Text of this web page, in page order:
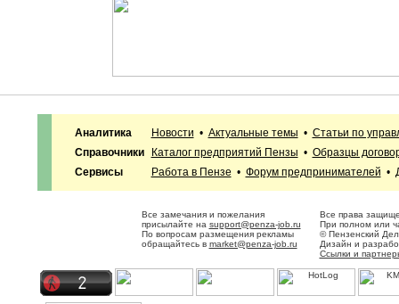
Аналитика Новости • Актуальные темы • Статьи по
Справочники
Каталог предприятий Пензы • Образцы
Сервисы
Работа в Пензе • Форум предпринимателей •
Все замечания и пожелания
присылайте на support@penza-job.ru
По вопросам размещения рекламы
обращайтесь в market@penza-job.ru
Все права
При полном или
© Пензенский
Дизайн и
Ссылки и